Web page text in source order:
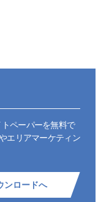
ペーパーを無料で
エリアマーケティン
ンロードへ